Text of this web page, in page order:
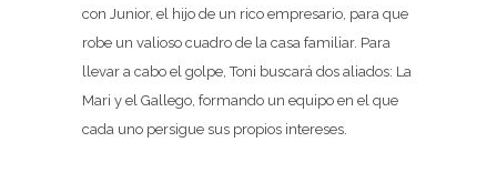
con Junior, el hijo de un rico empresario, para que
robe un valioso cuadro de la casa familiar. Para
llevar a cabo el golpe, Toni buscará dos aliados: La
Mari y el Gallego, formando un equipo en el que
cada uno persigue sus propios intereses.